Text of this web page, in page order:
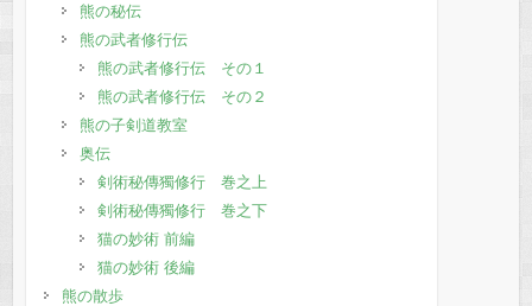
熊の秘伝
熊の武者修行伝
熊の武者修行伝 その１
熊の武者修行伝 その２
熊の子剣道教室
奥伝
剣術秘傳獨修行 巻之上
剣術秘傳獨修行 巻之下
猫の妙術 前編
猫の妙術 後編
熊の散歩